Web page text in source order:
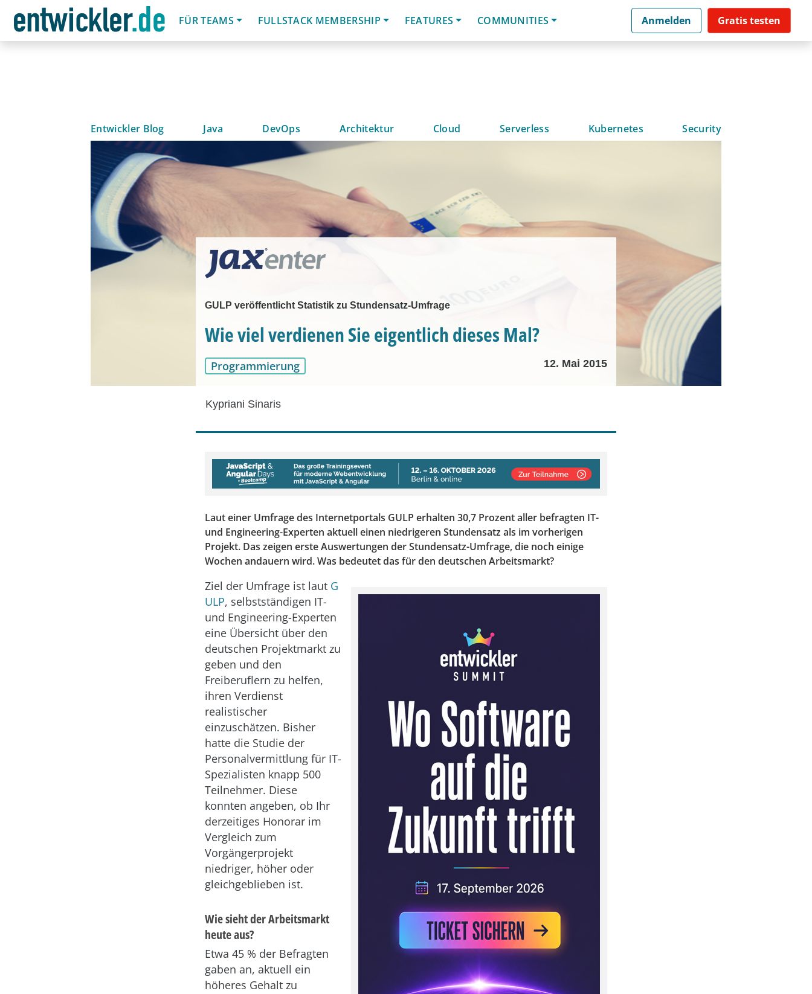
FÜR TEAMS
FULLSTACK MEMBERSHIP FEATURES COMMUNITIES Anmelden Gratis testen
Entwickler Blog Java DevOps Architektur Cloud Serverless Kubernetes Security
GULP veröffentlicht Statistik zu Stundensatz-Umfrage
Wie viel verdienen Sie eigentlich dieses Mal?
Programmierung 12. Mai 2015
Kypriani Sinaris
Laut einer Umfrage des Internetportals GULP erhalten 30,7 Prozent aller befragten IT-
und Engineering-Experten aktuell einen niedrigeren Stundensatz als im vorherigen
Projekt. Das zeigen erste Auswertungen der Stundensatz-Umfrage, die noch einige
Wochen andauern wird. Was bedeutet das für den deutschen Arbeitsmarkt?
Ziel der Umfrage ist laut G
ULP, selbstständigen IT-
und Engineering-Experten
eine Übersicht über den
deutschen Projektmarkt zu
geben und den
Freiberuflern zu helfen,
ihren Verdienst
realistischer
einzuschätzen. Bisher
hatte die Studie der
Personalvermittlung für IT-
Spezialisten knapp 500
Teilnehmer. Diese
konnten angeben, ob Ihr
derzeitiges Honorar im
Vergleich zum
Vorgängerprojekt
niedriger, höher oder
gleichgeblieben ist.
Wie sieht der Arbeitsmarkt
heute aus?
Etwa 45 % der Befragten
gaben an, aktuell ein
höheres Gehalt zu